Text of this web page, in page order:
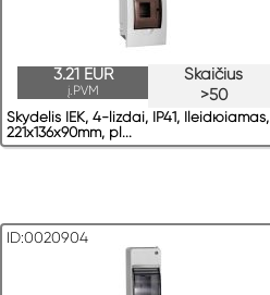
Skaičius
>50
3.21 EUR
į.PVM
Skydelis IEK, 4-lizdai, IP41, Ileidюiamas,
221x136x90mm, pl...
ID:0020904